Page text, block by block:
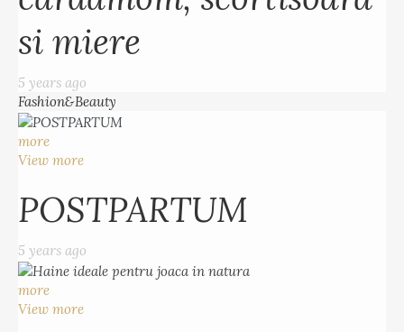
si miere
5 years ago
Fashion&Beauty
more
View more
POSTPARTUM
5 years ago
more
View more